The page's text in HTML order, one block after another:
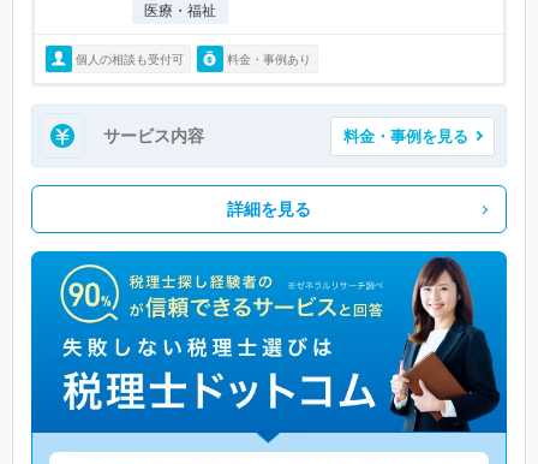
医療・福祉
個人の相談も受付可 料金・事例あり
サービス内容 料金・事例を見る
詳細を見る